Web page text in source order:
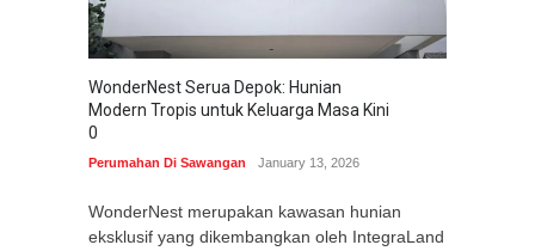
WonderNest Serua Depok: Hunian
Modern Tropis untuk Keluarga Masa Kini
0
Perumahan Di Sawangan January 13, 2026
WonderNest merupakan kawasan hunian
eksklusif yang dikembangkan oleh IntegraLand